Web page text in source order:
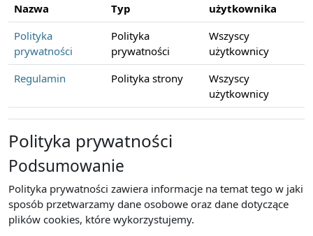
Nazwa Typ
użytkownika
Polityka
prywatności
Polityka
prywatności
Wszyscy
użytkownicy
Regulamin
Polityka strony
Wszyscy
użytkownicy
Polityka prywatności
Podsumowanie
Polityka prywatności zawiera informacje na temat tego w jaki
sposób przetwarzamy dane osobowe oraz dane dotyczące
plików cookies, które wykorzystujemy.